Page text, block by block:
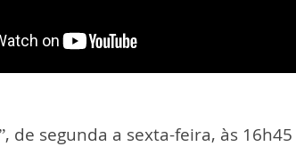
de segunda a sexta-feira, às 16h45